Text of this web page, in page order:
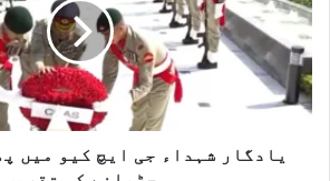
گ
ا
ر
ش
ہ
یادگار شہداء جی ایچ کیو میں